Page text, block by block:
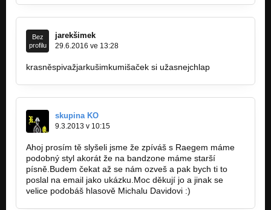
Bez
profilu
jarekšimek
29.6.2016 ve 13:28
krasněspivažjarkušimkumišaček si užasnejchlap
skupina KO
9.3.2013 v 10:15
Ahoj prosím tě slyšeli jsme že zpíváš s Raegem máme
podobný styl akorát že na bandzone máme starší
písně.Budem čekat až se nám ozveš a pak bych ti to
poslal na email jako ukázku.Moc děkují jo a jinak se
velice podobáš hlasově Michalu Davidovi :)